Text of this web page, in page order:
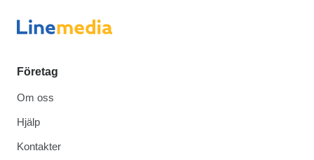
Företag
Om oss
Hjälp
Kontakter